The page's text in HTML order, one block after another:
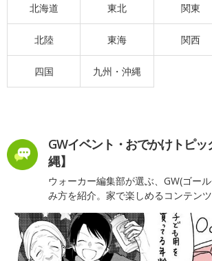
北海道 東北 関東
北陸 東海 関西
四国 九州・沖縄
GWイベント・おでかけトピ
縄】
ウォーカー編集部が選ぶ、GW(ゴー
み方を紹介。家で楽しめるコンテンツ